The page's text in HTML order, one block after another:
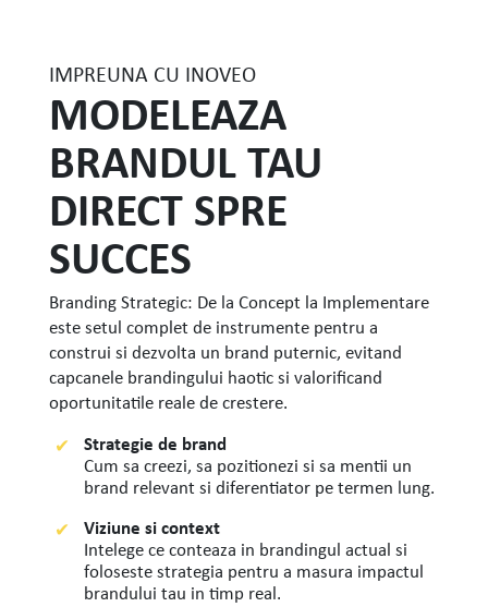
IMPREUNA CU INOVEO
MODELEAZA
BRANDUL TAU
DIRECT SPRE
SUCCES
Branding Strategic: De la Concept la Implementare
este setul complet de instrumente pentru a
construi si dezvolta un brand puternic, evitand
capcanele brandingului haotic si valorificand
oportunitatile reale de crestere.
Strategie de brand
Cum sa creezi, sa pozitionezi si sa mentii un
brand relevant si diferentiator pe termen lung.
Viziune si context
Intelege ce conteaza in brandingul actual si
foloseste strategia pentru a masura impactul
brandului tau in timp real.